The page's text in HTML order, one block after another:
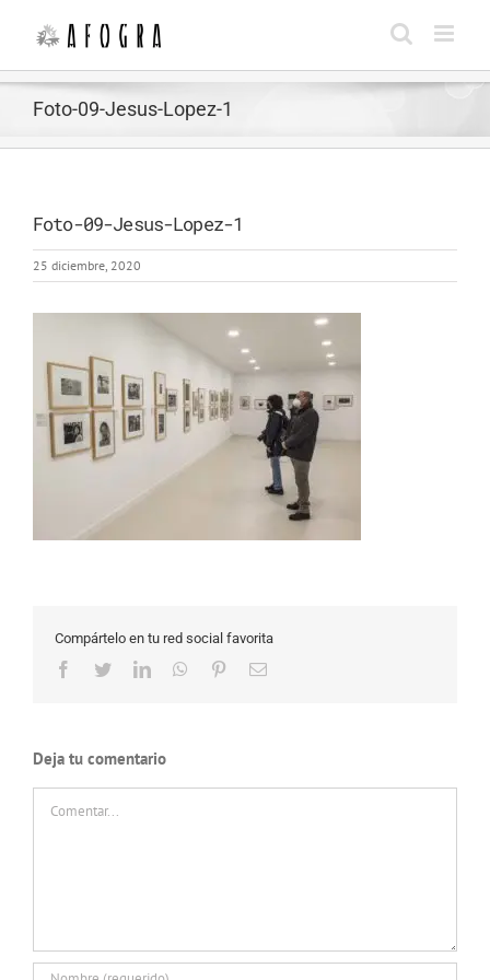
contenido
Foto-09-Jesus-Lopez-1
Foto-09-Jesus-Lopez-1
25 diciembre, 2020
Compártelo en tu red social favorita
Facebook
TwitterLinkedInWhatsApp
PinterestCorreo
Deja tu comentario